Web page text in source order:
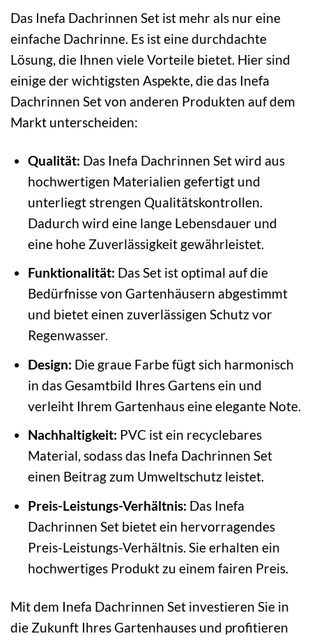
Das Inefa Dachrinnen Set ist mehr als nur eine
einfache Dachrinne. Es ist eine durchdachte
Lösung, die Ihnen viele Vorteile bietet. Hier sind
einige der wichtigsten Aspekte, die das Inefa
Dachrinnen Set von anderen Produkten auf dem
Markt unterscheiden:
Qualität: Das Inefa Dachrinnen Set wird aus
hochwertigen Materialien gefertigt und
unterliegt strengen Qualitätskontrollen.
Dadurch wird eine lange Lebensdauer und
eine hohe Zuverlässigkeit gewährleistet.
Funktionalität: Das Set ist optimal auf die
Bedürfnisse von Gartenhäusern abgestimmt
und bietet einen zuverlässigen Schutz vor
Regenwasser.
Design: Die graue Farbe fügt sich harmonisch
in das Gesamtbild Ihres Gartens ein und
verleiht Ihrem Gartenhaus eine elegante Note.
Nachhaltigkeit: PVC ist ein recyclebares
Material, sodass das Inefa Dachrinnen Set
einen Beitrag zum Umweltschutz leistet.
Preis-Leistungs-Verhältnis: Das Inefa
Dachrinnen Set bietet ein hervorragendes
Preis-Leistungs-Verhältnis. Sie erhalten ein
hochwertiges Produkt zu einem fairen Preis.
Mit dem Inefa Dachrinnen Set investieren Sie in
die Zukunft Ihres Gartenhauses und profitieren